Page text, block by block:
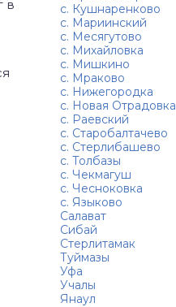
в
с. Кушнаренково
с. Мариинский
с. Месягутово
с. Михайловка
с. Мишкино
с. Мраково
с. Нижегородка
с. Новая Отрадовка
с. Раевский
с. Старобалтачево
с. Стерлибашево
с. Толбазы
с. Чекмагуш
с. Чесноковка
с. Языково
Салават
Сибай
Стерлитамак
Туймазы
Уфа
Учалы
Янаул